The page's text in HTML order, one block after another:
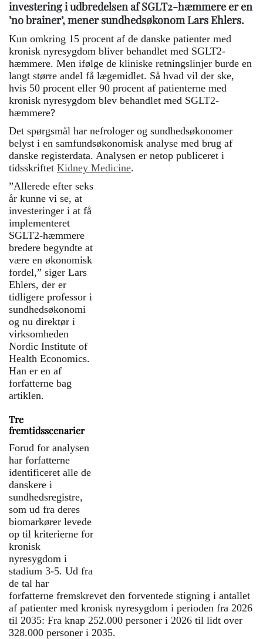
investering i udbredelsen af SGLT2-hæmmere er en
’no brainer’, mener sundhedsøkonom Lars Ehlers.
Kun omkring 15 procent af de danske patienter med
kronisk nyresygdom bliver behandlet med SGLT2-
hæmmere. Men ifølge de kliniske retningslinjer burde en
langt større andel få lægemidlet. Så hvad vil der ske,
hvis 50 procent eller 90 procent af patienterne med
kronisk nyresygdom blev behandlet med SGLT2-
hæmmere?
Det spørgsmål har nefrologer og sundhedsøkonomer
belyst i en samfundsøkonomisk analyse med brug af
danske registerdata. Analysen er netop publiceret i
tidsskriftet Kidney Medicine.
”Allerede efter seks
år kunne vi se, at
investeringer i at få
implementeret
SGLT2-hæmmere
bredere begyndte at
være en økonomisk
fordel,” siger Lars
Ehlers, der er
tidligere professor i
sundhedsøkonomi
og nu direktør i
virksomheden
Nordic Institute of
Health Economics.
Han er en af
forfatterne bag
artiklen.
Tre
fremtidsscenarier
Forud for analysen
har forfatterne
identificeret alle de
danskere i
sundhedsregistre,
som ud fra deres
biomarkører levede
op til kriterierne for
kronisk
nyresygdom i
stadium 3-5. Ud fra
de tal har
forfatterne fremskrevet den forventede stigning i antallet
af patienter med kronisk nyresygdom i perioden fra 2026
til 2035: Fra knap 252.000 personer i 2026 til lidt over
328.000 personer i 2035.